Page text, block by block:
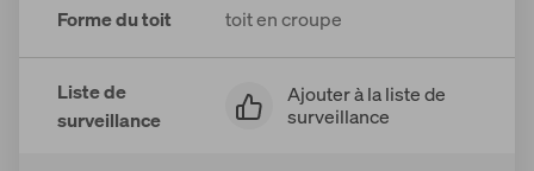
Forme du toit toit en croupe
Liste de
surveillance
Ajouter à la liste de
surveillance